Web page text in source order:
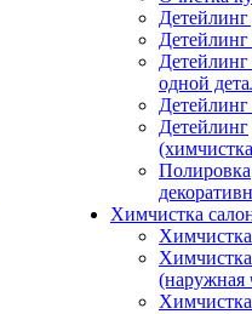
Детейлинг
одной
Детейлинг
Полировка
Химчистка
(наружная